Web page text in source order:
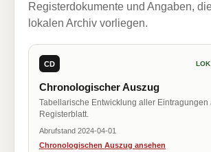
Registerdokumente und Angaben,
lokalen Archiv vorliegen.
CD
Chronologischer Auszug
Tabellarische Entwicklung aller Eintragungen
Registerblatt.
Abrufstand 2024-04-01
Chronologischen Auszug ansehen